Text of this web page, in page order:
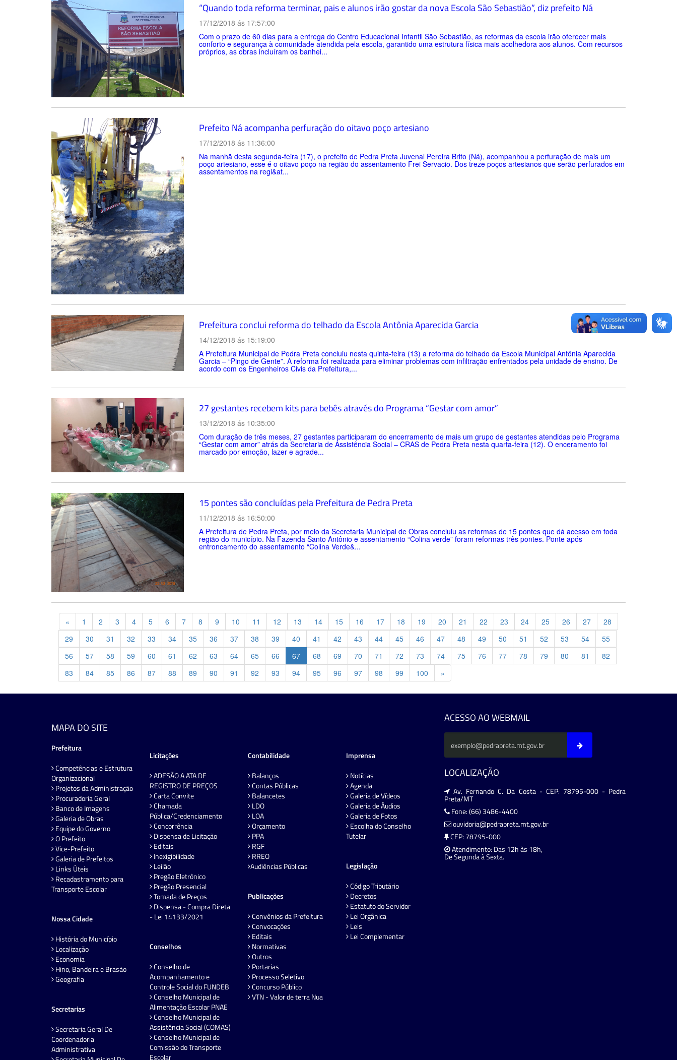
“Quando toda reforma terminar, pais e alunos irão gostar da nova Escola São Sebastião”, diz prefeito Ná
17/12/2018 ás 17:57:00
Com o prazo de 60 dias para a entrega do Centro Educacional Infantil São Sebastião, as reformas da escola irão oferecer mais
conforto e segurança à comunidade atendida pela escola, garantido uma estrutura física mais acolhedora aos alunos. Com recursos
próprios, as obras incluíram os banhei...
Prefeito Ná acompanha perfuração do oitavo poço artesiano
17/12/2018 ás 11:36:00
Na manhã desta segunda-feira (17), o prefeito de Pedra Preta Juvenal Pereira Brito (Ná), acompanhou a perfuração de mais um
poço artesiano, esse é o oitavo poço na região do assentamento Frei Servacio. Dos treze poços artesianos que serão perfurados em
assentamentos na regi&at...
Prefeitura conclui reforma do telhado da Escola Antônia Aparecida Garcia
14/12/2018 ás 15:19:00
A Prefeitura Municipal de Pedra Preta concluiu nesta quinta-feira (13) a reforma do telhado da Escola Municipal Antônia Aparecida
Garcia – “Pingo de Gente”. A reforma foi realizada para eliminar problemas com infiltração enfrentados pela unidade de ensino. De
acordo com os Engenheiros Civis da Prefeitura,...
27 gestantes recebem kits para bebês através do Programa “Gestar com amor”
13/12/2018 ás 10:35:00
Com duração de três meses, 27 gestantes participaram do encerramento de mais um grupo de gestantes atendidas pelo Programa
“Gestar com amor” atrás da Secretaria de Assistência Social – CRAS de Pedra Preta nesta quarta-feira (12). O enceramento foi
marcado por emoção, lazer e agrade...
15 pontes são concluídas pela Prefeitura de Pedra Preta
11/12/2018 ás 16:50:00
A Prefeitura de Pedra Preta, por meio da Secretaria Municipal de Obras concluiu as reformas de 15 pontes que dá acesso em toda
região do município. Na Fazenda Santo Antônio e assentamento “Colina verde” foram reformas três pontes. Ponte após
entroncamento do assentamento “Colina Verde&...
« Previous
1 2 3 4 5 6 7 8 9 10 11 12 13 14 15 16 17 18 19 20 21 22 23 24 25 26 27
28
29
30 31 32 33 34 35 36 37 38 39 40 41 42 43 44 45 46 47 48 49 50 51 52 53 54
55
56
57 58 59 60 61 62 63 64 65 66 67 68 69 70 71 72 73 74 75 76 77 78 79 80 81
82
83
84 85 86 87 88 89 90 91 92 93 94 95 96 97 98 99 100 »
MAPA DO SITE
Prefeitura
Competências e Estrutura
Organizacional
Projetos da Administração
Procuradoria Geral
Banco de Imagens
Galeria de Obras
Equipe do Governo
O Prefeito
Vice-Prefeito
Galeria de Prefeitos
Links Úteis
Recadastramento para
Transporte Escolar
Nossa Cidade
História do Município
Localização
Economia
Hino, Bandeira e Brasão
Geografia
Secretarias
Secretaria Geral De
Coordenadoria
Administrativa
Licitações
ADESÃO A ATA DE
REGISTRO DE PREÇOS
Carta Convite
Chamada
Pública/Credenciamento
Concorrência
Dispensa de Licitação
Editais
Inexigibilidade
Leilão
Pregão Eletrônico
Pregão Presencial
Tomada de Preços
Dispensa - Compra Direta
- Lei 14133/2021
Conselhos
Conselho de
Acompanhamento e
Controle Social do FUNDEB
Conselho Municipal de
Alimentação Escolar PNAE
Conselho Municipal de
Assistência Social (COMAS)
Conselho Municipal de
Comissão do Transporte
Escolar
Contabilidade
Balanços
Contas Públicas
Balancetes
LDO
LOA
Orçamento
PPA
RGF
RREO
Audiências Públicas
Publicações
Convênios da Prefeitura
Convocações
Editais
Normativas
Outros
Portarias
Processo Seletivo
Concurso Público
VTN - Valor de terra Nua
Imprensa
Notícias
Agenda
Galeria de Vídeos
Galeria de Áudios
Galeria de Fotos
Escolha do Conselho
Tutelar
Legislação
Código Tributário
Decretos
Estatuto do Servidor
Lei Orgânica
Leis
Lei Complementar
ACESSO AO WEBMAIL
LOCALIZAÇÃO
Av. Fernando C. Da Costa - CEP: 78795-000 - Pedra
Preta/MT
Fone: (66) 3486-4400
ouvidoria@pedrapreta.mt.gov.br
CEP: 78795-000
Atendimento: Das 12h às 18h,
De Segunda à Sexta.